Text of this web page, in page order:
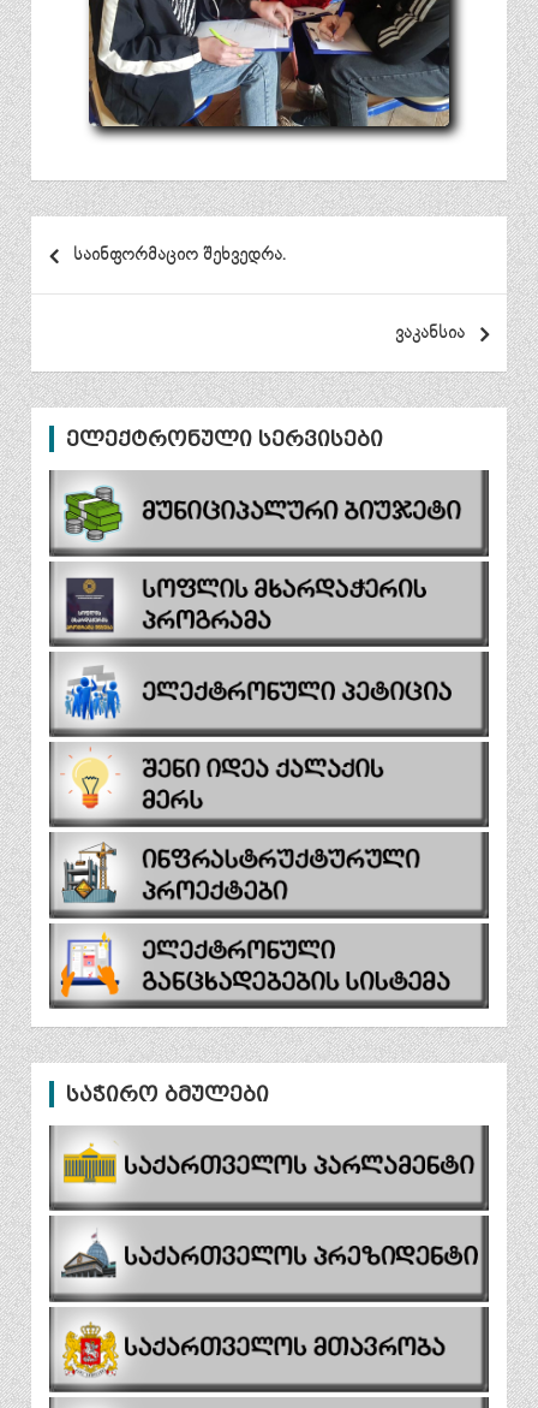
პოსტის
ნავიგაცია
საინფორმაციო შეხვედრა.
ვაკანსია
ელექტრონული სერვისები
საჭირო ბმულები